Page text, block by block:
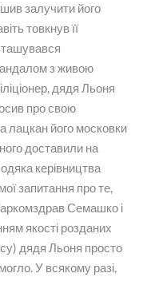
залучити його
товкнув її
з живою
дядя Льоня
про свою
лацкан його московки
доставили на
керівництва
запитання про те,
Семашко і
якості розданих
дядя Льоня просто
У всякому разі,